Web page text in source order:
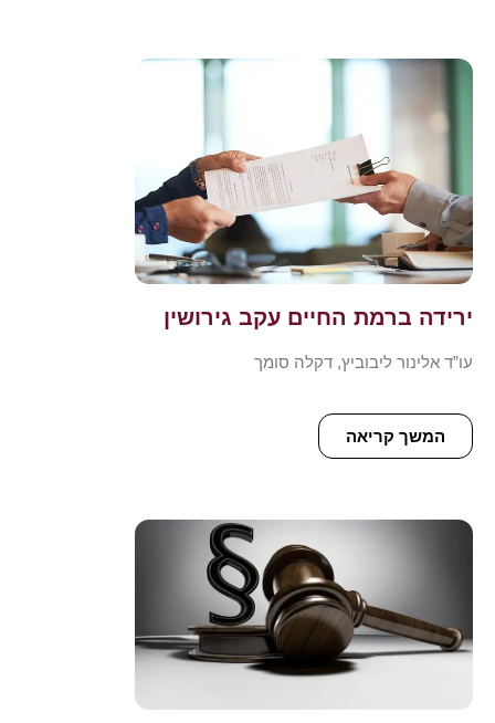
ירידה ברמת החיים עקב גירושין
עו”ד אלינור ליבוביץ, דקלה סומך
המשך קריאה